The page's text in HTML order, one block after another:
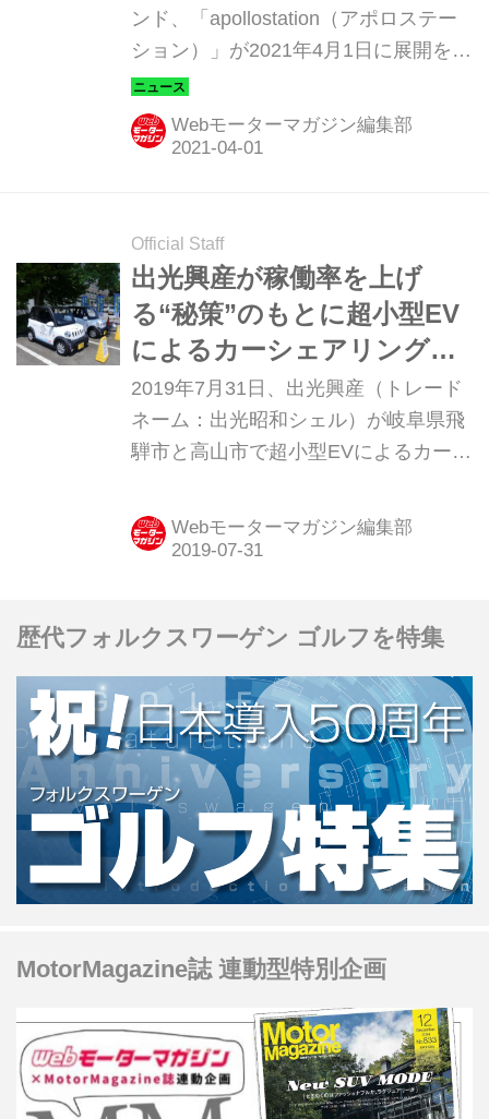
ンド、「apollostation（アポロステー
ション）」が2021年4月1日に展開を開
始した。これは出光興産と昭和シェル
石油の統合に伴うもので、2023年末ま
でに出光SSとシェルSSのすべてがア
Webモーターマガジン編集部
Official Staff
出光興産が稼働率を上げ
る“秘策”のもとに超小型EV
によるカーシェアリングの
実証実験を開始！
2019年7月31日、出光興産（トレード
ネーム：出光昭和シェル）が岐阜県飛
騨市と高山市で超小型EVによるカーシ
証実験を8月1日から開始すると発表し
た。
Webモーターマガジン編集部
歴代フォルクスワーゲン ゴルフを特集
MotorMagazine誌 連動型特別企画